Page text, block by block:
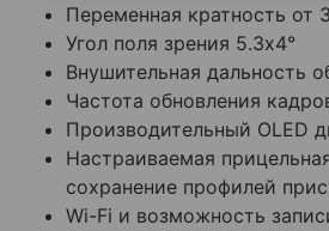
Переменная кратность от
Угол поля зрения 5.3x4°
Внушительная дальность
Частота обновления
Производительный OLED
Настраиваемая
сохранение профилей
Wi-Fi и возможность